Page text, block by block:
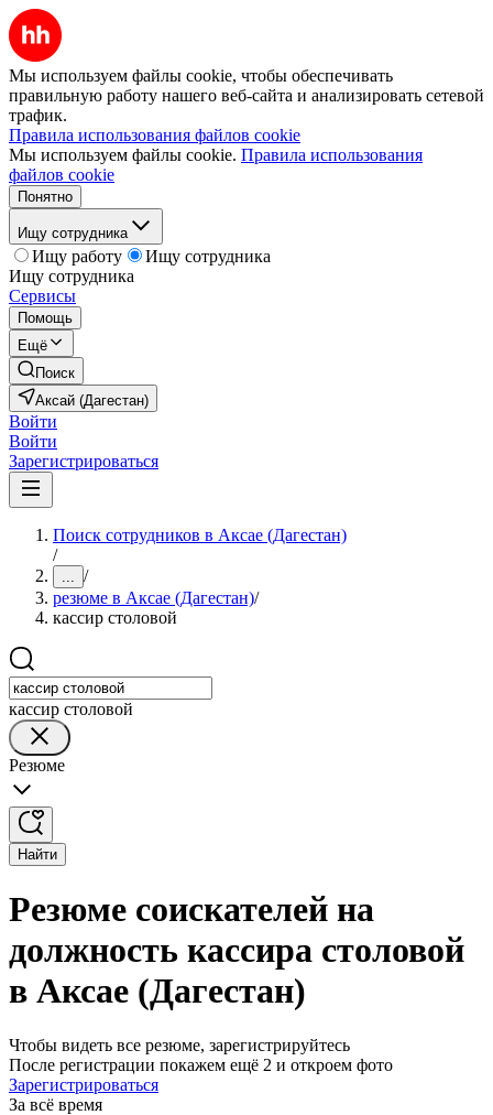
Мы используем файлы cookie, чтобы обеспечивать
правильную работу нашего веб-сайта и анализировать сетевой
трафик.
Правила использования файлов cookie
Мы используем файлы cookie. Правила использования
файлов cookie
Понятно
Ищу сотрудника
Ищу работу
Ищу сотрудника
Ищу сотрудника
Сервисы
Помощь
Ещё
Поиск
Аксай (Дагестан)
Войти
Войти
Зарегистрироваться
Поиск сотрудников в Аксае (Дагестан)
/
... /
резюме в Аксае (Дагестан)/
кассир столовой
кассир столовой
Резюме
Найти
Резюме соискателей на
должность кассира столовой
в Аксае (Дагестан)
Чтобы видеть все резюме, зарегистрируйтесь
После регистрации покажем ещё 2 и откроем фото
Зарегистрироваться
За всё время